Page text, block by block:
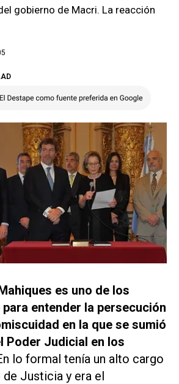
gobierno de Macri. La reacción
es uno de los
entender la persecución
en la que se sumió
Poder Judicial en los
lo formal tenía un alto cargo
Justicia y era el